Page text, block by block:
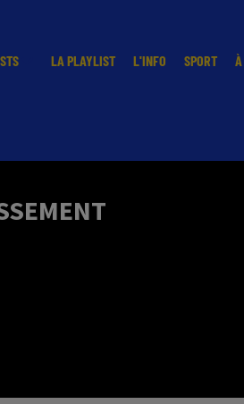
LA PLAYLIST L'INFO SPORT